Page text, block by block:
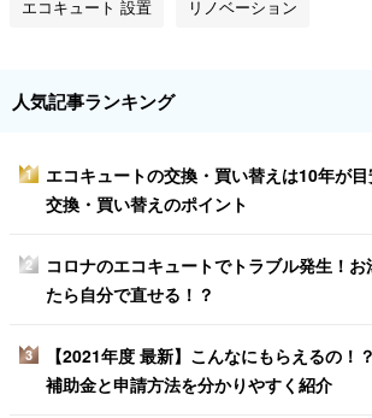
エコキュート 設置 リノベーション
人気記事ランキング
1
エコキュートの交換・買い替えは10年が
交換・買い替えのポイント
2
コロナのエコキュートでトラブル発生！
たら自分で直せる！？
3
【2021年度 最新】こんなにもらえるの！
補助金と申請方法を分かりやすく紹介